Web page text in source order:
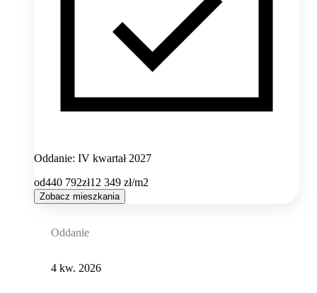
Oddanie: IV kwartał 2027
od440 792zł12 349 zł/m2
Zobacz mieszkania
Oddanie
4 kw. 2026